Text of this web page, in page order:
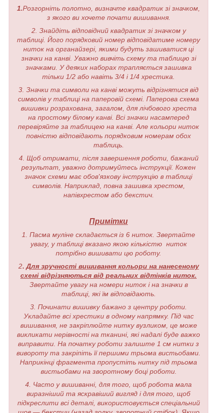
1.Розгорніть полотно, визначте квадратик зі значком,
з якого ви хочете почати вишивання.
2. Знайдіть відповідний квадратик зі значком у
таблиці. Його порядковий номер відповідатиме номеру
ниток на органайзері, якими будуть зашиватися ці
значки на канві. Уважно вивчіть схему та таблицю зі
значками. У деяких наборах трапляється зашивка
тільки 1/2 або навіть 3/4 і 1/4 хрестика.
3. Значки та символи на канві можуть відрізнятися від
символів у таблиці на паперовій схемі. Паперова схема
вишивки розрахована, загалом, для лічбового хреста
на простому білому канві. Всі значки насамперед
перевіряйте за таблицею на канві. Але кольори ниток
повністю відповідають порядковим номерам обох
таблиць.
4. Щоб отримати, після завершення роботи, бажаний
результат, уважно дотримуйтесь інструкції. Кожен
значок схеми має обов'язкову інструкцію в таблиці
символів. Наприклад, повна зашивка хрестом,
напівхрестом або бекстич.
Примітки
1. Пасма муліне складається із 6 ниток. Звертайте
увагу, у таблиці вказано якою кількістю ниток
потрібно вишивати цю роботу.
2. Для зручності вишивання кольори на нанесеному
схемі відрізняються від реальних відтінків ниток.
Звертайте увагу на номери ниток і на значки в
таблиці, які їм відповідають.
3. Починати вишивку бажано з центру роботи.
Укладайте всі хрестики в одному напрямку. Під час
вишивання, не закріплюйте нитку вузликом, це може
викликати нерівності на тканині, які надалі буде важко
виправити. На початку роботи залиште 1 см нитки з
вивороту та закріпіть її першими трьома вистьобами.
Наприкінці фрагмента пропустіть нитку під трьома
вистьобами на зворотному боці роботи.
4. Часто у вишиванні, для того, щоб робота мала
виразніший та яскравіший вигляд і для того, щоб
підкреслити всі деталі, використовується спеціальний